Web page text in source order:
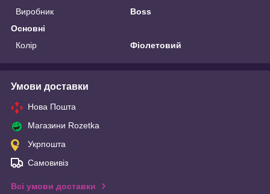
Виробник
Boss
Основні
Колір
Фіолетовий
Умови доставки
Нова Пошта
Магазини Rozetka
Укрпошта
Самовивіз
Всі умови доставки